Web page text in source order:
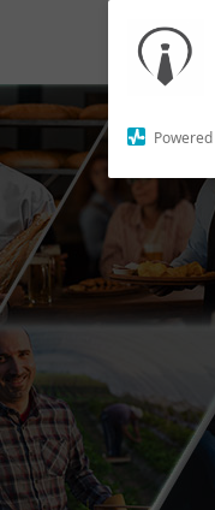
To
on the